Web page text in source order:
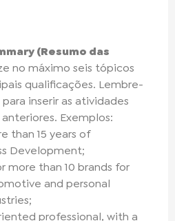
(Resumo das
no máximo seis tópicos
qualificações. Lembre-
inserir as atividades
Exemplos:
than 15 years of
Development;
more than 10 brands for
and personal
professional, with a